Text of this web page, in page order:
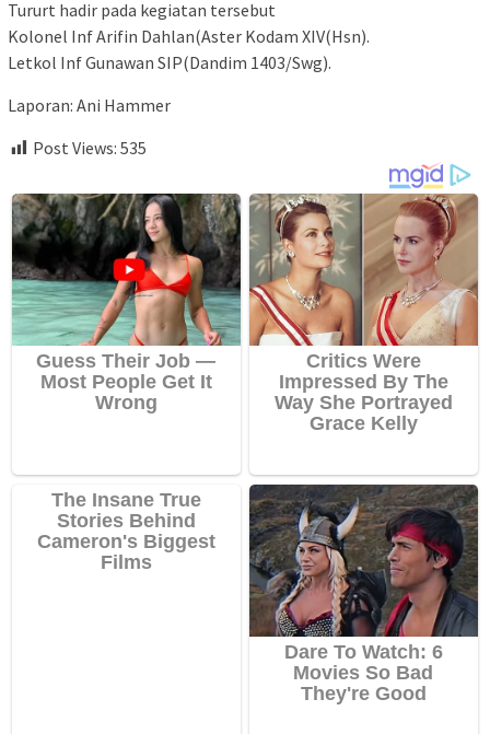
Tururt hadir pada kegiatan tersebut
Kolonel Inf Arifin Dahlan(Aster Kodam XIV(Hsn).
Letkol Inf Gunawan SIP(Dandim 1403/Swg).
Laporan: Ani Hammer
Post Views: 535